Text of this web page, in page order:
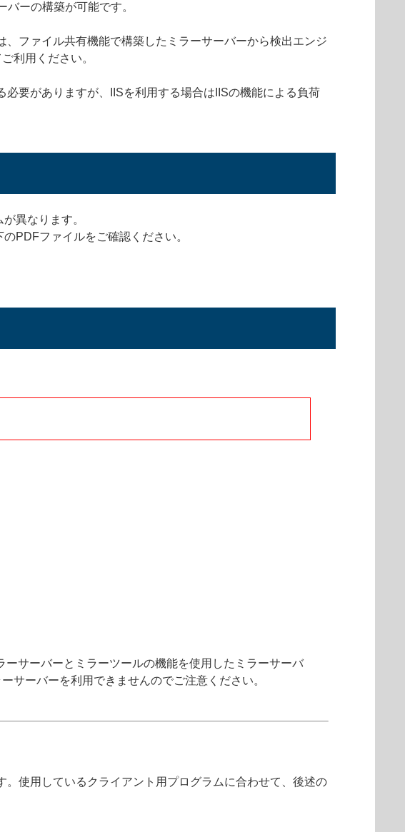
ーの構築が可能です。
ファイル共有機能で構築したミラーサーバーから検出エンジ
利用ください。
要がありますが、IISを利用する場合はIISの機能による負荷
異なります。
PDFファイルをご確認ください。
サーバーとミラーツールの機能を使用したミラーサーバ
サーバーを利用できませんのでご注意ください。
使用しているクライアント用プログラムに合わせて、後述の